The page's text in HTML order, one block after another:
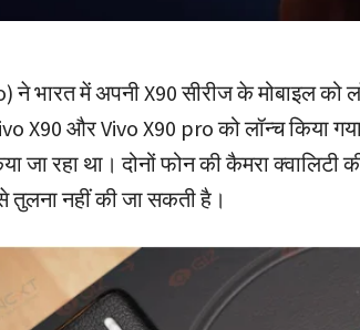
ने भारत में अपनी X90 सीरीज के मोबाइल को
X90 और Vivo X90 pro को लॉन्च किया
जा रहा था। दोनों फोन की कैमरा
तुलना नहीं की जा सकती है।